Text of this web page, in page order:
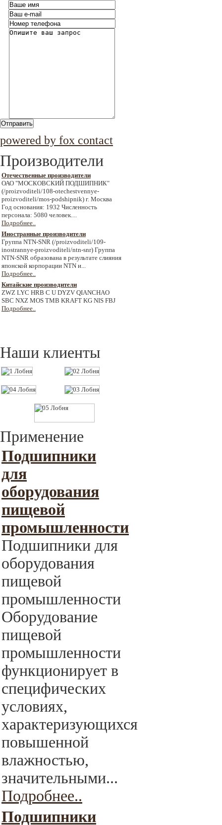
Отправить
powered by fox contact
Производители
Отечественные производители
ОАО "МОСКОВСКИЙ ПОДШИПНИК"
(/proizvoditeli/108-otechestvennye-
proizvoditeli/mos-podshipnik) г. Москва
Год основания: 1932 Численность
персонала: 5080 человек....
Подробнее..
Иностранные производители
Группа NTN-SNR (/proizvoditeli/109-
inostrannye-proizvoditeli/ntn-snr) Группа
NTN-SNR образована в результате слияния
японской корпорации NTN и...
Подробнее..
Китайские производители
ZWZ LYC HRB C U DYZV QIANCHAO
SBC NXZ MOS TMB KRAFT KG NIS FBJ
Подробнее..
Наши клиенты
Применение
Подшипники
для
оборудования
пищевой
промышленности
Подшипники для
оборудования
пищевой
промышленности
Оборудование
пищевой
промышленности
функционирует в
специфических
условиях,
характеризующихся
повышенной
влажностью,
значительными...
Подробнее..
Подшипники